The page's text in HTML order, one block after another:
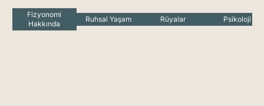
Fizyonomi
Hakkında
Ruhsal Yaşam Rüyalar Psikoloji